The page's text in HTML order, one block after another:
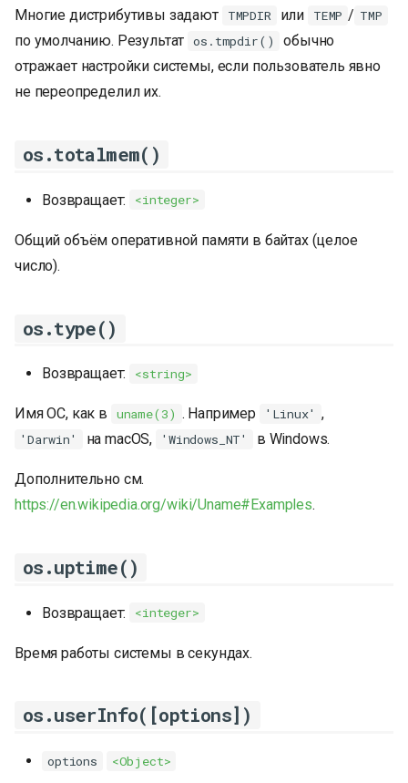
Многие дистрибутивы задают TMPDIR или TEMP / TMP
по умолчанию. Результат os.tmpdir()
обычно
отражает настройки системы, если пользователь явно
не переопределил их.
os.totalmem()
Возвращает: <integer>
Общий объём оперативной памяти в байтах (целое
число).
os.type()
Возвращает: <string>
Имя ОС, как в uname(3) . Например 'Linux' ,
'Darwin' на macOS, 'Windows_NT' в Windows.
Дополнительно см.
https://en.wikipedia.org/wiki/Uname#Examples.
os.uptime()
Возвращает: <integer>
Время работы системы в секундах.
os.userInfo([options])
options
<Object>